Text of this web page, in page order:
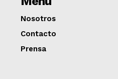
Nosotros
Contacto
Prensa